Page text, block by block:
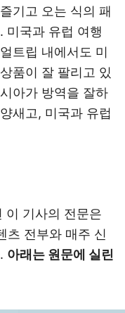
기고 오는 식의 패
미국과 유럽 여행
트립 내에서도 미
품이 잘 팔리고 있
아가 방역을 잘하
새고, 미국과 유럽
이 기사의 전문은
츠 전부와 매주 신
아래는 원문에 실린